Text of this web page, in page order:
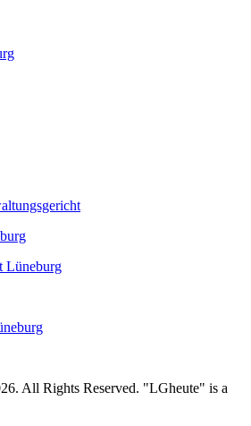
Lüneburg
All Rights Reserved. "LGheute" is a